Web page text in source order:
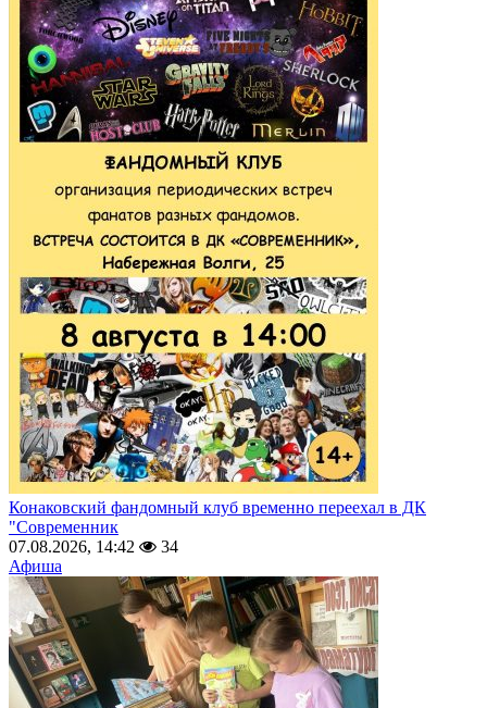
Конаковский фандомный клуб временно переехал в ДК
"Современник
07.08.2026, 14:42
34
Афиша